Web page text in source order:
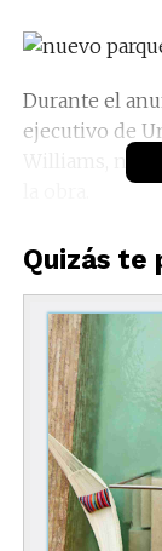
Durante el
ejecutivo de
Williams, no
Solamente
temático más
creado.
Y aseguró
venido
una visión de
El cuarto
Resortllevará
de sus
Quizás te